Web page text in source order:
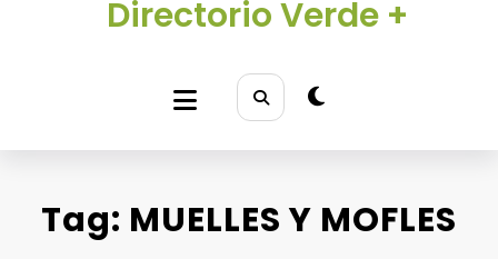
Directorio Verde +
Tag: MUELLES Y MOFLES